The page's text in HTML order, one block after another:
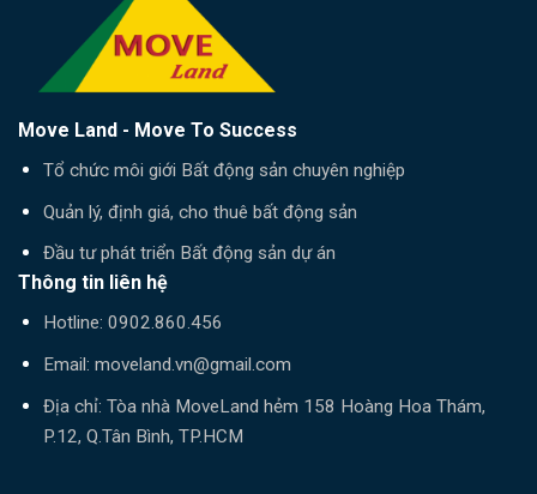
Move Land - Move To Success
Tổ chức môi giới Bất động sản chuyên nghiệp
Quản lý, định giá, cho thuê bất động sản
Đầu tư phát triển Bất động sản dự án
Thông tin liên hệ
Hotline: 0902.860.456
Email: moveland.vn@gmail.com
Địa chỉ: Tòa nhà MoveLand hẻm 158 Hoàng Hoa Thám,
P.12, Q.Tân Bình, TP.HCM